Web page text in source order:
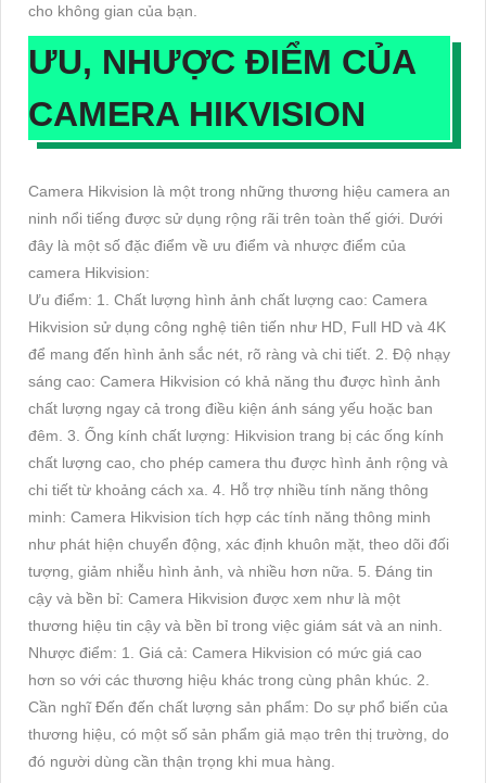
cho không gian của bạn.
ƯU, NHƯỢC ĐIỂM CỦA
CAMERA HIKVISION
Camera Hikvision là một trong những thương hiệu camera an
ninh nổi tiếng được sử dụng rộng rãi trên toàn thế giới. Dưới
đây là một số đặc điểm về ưu điểm và nhược điểm của
camera Hikvision:
Ưu điểm: 1. Chất lượng hình ảnh chất lượng cao: Camera
Hikvision sử dụng công nghệ tiên tiến như HD, Full HD và 4K
để mang đến hình ảnh sắc nét, rõ ràng và chi tiết. 2. Độ nhạy
sáng cao: Camera Hikvision có khả năng thu được hình ảnh
chất lượng ngay cả trong điều kiện ánh sáng yếu hoặc ban
đêm. 3. Ống kính chất lượng: Hikvision trang bị các ống kính
chất lượng cao, cho phép camera thu được hình ảnh rộng và
chi tiết từ khoảng cách xa. 4. Hỗ trợ nhiều tính năng thông
minh: Camera Hikvision tích hợp các tính năng thông minh
như phát hiện chuyển động, xác định khuôn mặt, theo dõi đối
tượng, giảm nhiễu hình ảnh, và nhiều hơn nữa. 5. Đáng tin
cậy và bền bỉ: Camera Hikvision được xem như là một
thương hiệu tin cậy và bền bỉ trong việc giám sát và an ninh.
Nhược điểm: 1. Giá cả: Camera Hikvision có mức giá cao
hơn so với các thương hiệu khác trong cùng phân khúc. 2.
Cần nghĩ Đến đến chất lượng sản phẩm: Do sự phổ biến của
thương hiệu, có một số sản phẩm giả mạo trên thị trường, do
đó người dùng cần thận trọng khi mua hàng.